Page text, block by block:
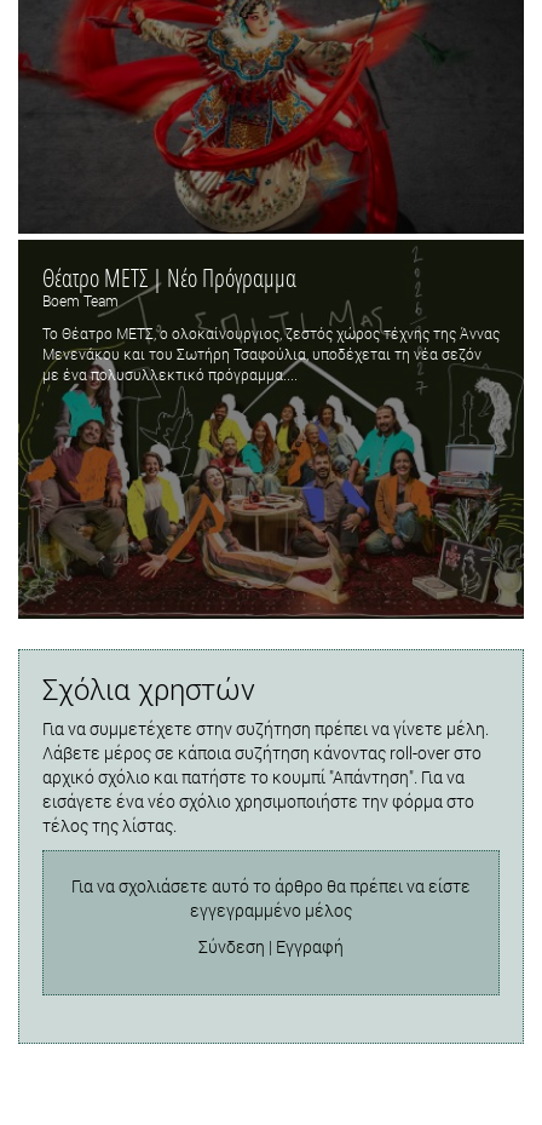
Θέατρο ΜΕΤΣ | Νέο Πρόγραμμα
Boem Team
Το Θέατρο ΜΕΤΣ, ο ολοκαίνουργιος, ζεστός χώρος τέχνης της Άννας
Μενενάκου και του Σωτήρη Τσαφούλια, υποδέχεται τη νέα σεζόν
με ένα πολυσυλλεκτικό πρόγραμμα....
Σχόλια χρηστών
Για να συμμετέχετε στην συζήτηση πρέπει να γίνετε μέλη.
Λάβετε μέρος σε κάποια συζήτηση κάνοντας roll-over στο
αρχικό σχόλιο και πατήστε το κουμπί "Απάντηση". Για να
εισάγετε ένα νέο σχόλιο χρησιμοποιήστε την φόρμα στο
τέλος της λίστας.
Για να σχολιάσετε αυτό το άρθρο θα πρέπει να είστε
εγγεγραμμένο μέλος
Σύνδεση | Εγγραφή